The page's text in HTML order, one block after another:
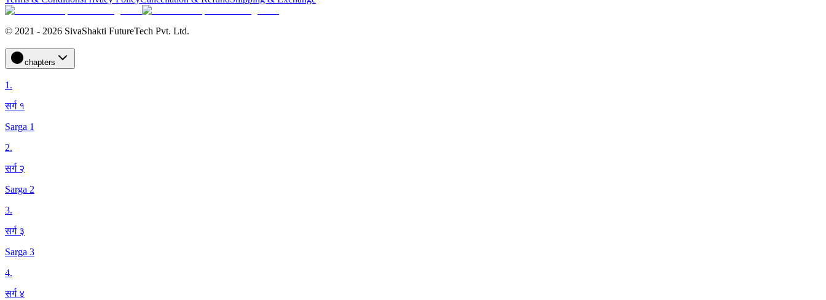
© 2021 - 2026 SivaShakti FutureTech Pvt. Ltd.
chapters
1.
सर्ग १
Sarga 1
2.
सर्ग २
Sarga 2
3.
सर्ग ३
Sarga 3
4.
सर्ग ४